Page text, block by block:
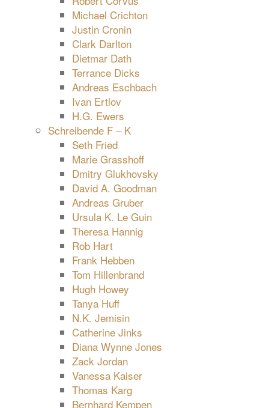
Michael Crichton
Justin Cronin
Clark Darlton
Dietmar Dath
Terrance Dicks
Andreas Eschbach
Ivan Ertlov
H.G. Ewers
Schreibende F – K
Seth Fried
Marie Grasshoff
Dmitry Glukhovsky
David A. Goodman
Andreas Gruber
Ursula K. Le Guin
Theresa Hannig
Rob Hart
Frank Hebben
Tom Hillenbrand
Hugh Howey
Tanya Huff
N.K. Jemisin
Catherine Jinks
Diana Wynne Jones
Zack Jordan
Vanessa Kaiser
Thomas Karg
Bernhard Kempen